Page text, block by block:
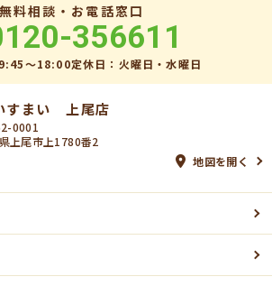
目的
のサービスをお客さまにご利用いただくにあた
接あるいは協力会社又は業務委託先等を通じ
（お客さまの電子メールアドレス、氏名、住
いたしますが、これらの個人情報は下記の目的
す。
ービスの提供
ビスのアフターサービスの提供
管理会社（以下「サイト管理会社」といいま
無料相談・お電話窓口
356611
〜18:00定休日：火曜日・水曜日
すまい 上尾店
0001
上尾市上1780番2
地図を開く